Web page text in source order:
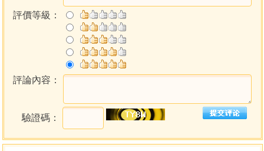
評價等級：
評論內容：
驗證碼：